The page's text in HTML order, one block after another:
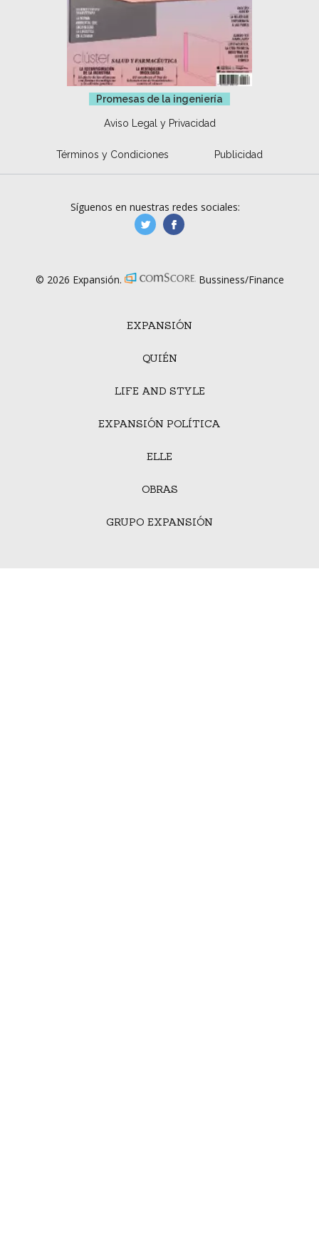
Promesas de la ingeniería
Aviso Legal y Privacidad
Términos y Condiciones Publicidad
EXPANSIÓN
QUIÉN
LIFE AND STYLE
EXPANSIÓN POLÍTICA
ELLE
OBRAS
GRUPO EXPANSIÓN
Síguenos en nuestras redes sociales:
manufacturaGE
© 2026 Expansión. Bussiness/Finance